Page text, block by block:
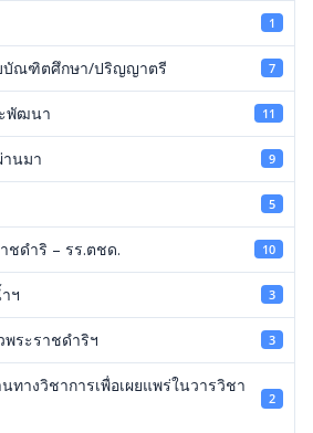
1
บัณฑิตศึกษา/ปริญญาตรี 7
พัฒนา 11
านมา 9
5
ชดำริ – รร.ตชด. 10
ฯ 3
ระราชดำริฯ 3
างวิชาการเพื่อเผยแพร่ในวารวิชา
2